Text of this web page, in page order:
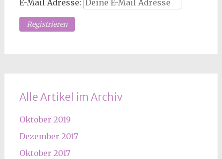
E-Mail Adresse:
Alle Artikel im Archiv
Oktober 2019
Dezember 2017
Oktober 2017